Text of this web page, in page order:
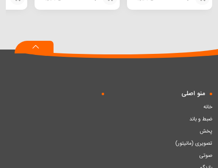
افزودن
افزودن
افزودن
سبد
منو اصلی
خانه
ضبط و باند
پخش
تصویری (مانیتور)
صوتی